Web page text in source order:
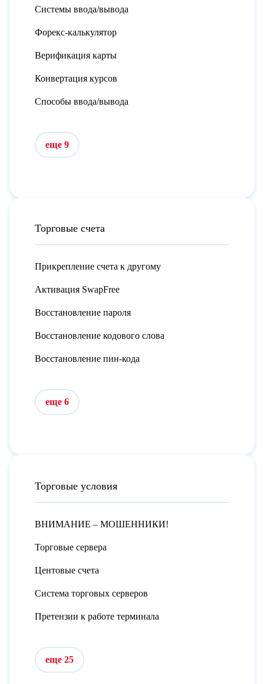
Системы ввода/вывода
Форекс-калькулятор
Верификация карты
Конвертация курсов
Способы ввода/вывода
еще 9
Торговые счета
Прикрепление счета к другому
Активация SwapFree
Восстановление пароля
Восстановление кодового слова
Восстановление пин-кода
еще 6
Торговые условия
ВНИМАНИЕ – МОШЕННИКИ!
Торговые сервера
Центовые счета
Система торговых серверов
Претензии к работе терминала
еще 25